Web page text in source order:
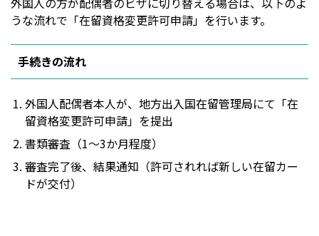
うな流れで「在留資格変更許可申請」を行います。
手続きの流れ
外国人配偶者本人が、地方出入国在留管理局にて「在
留資格変更許可申請」を提出
書類審査（1〜3か月程度）
審査完了後、結果通知（許可されれば新しい在留カー
ドが交付）